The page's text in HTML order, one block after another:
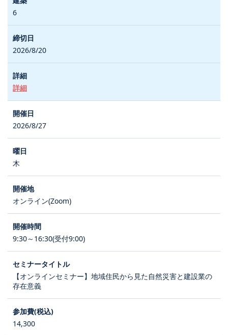
6
2026/8/20
詳細
2026/8/27
木
オンライン(Zoom)
9:30～16:30(受付9:00)
【オンラインセミナー】地域住民から見た自然災害と建設業の
存在意義
14,300